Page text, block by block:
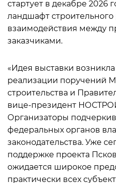
стартует в декабре 2026
ландшафт
взаимодействия между
заказчиками.
«Идея выставки
реализации поручений
строительства и
вице-президент
Организаторы
федеральных органов
законодательства. Уже
поддержке проекта
ожидается широкое
практически всех